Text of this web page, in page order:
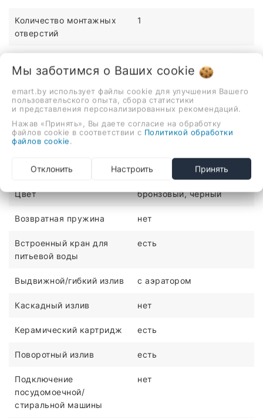
Количество монтажных
отверстий
1
Механизм однорычажный
Монтаж
на раковину или
Назначение для кухни
Цвет бронзовый, черный
Возвратная пружина нет
Встроенный кран для
питьевой воды
есть
Выдвижной/гибкий излив с аэратором
Каскадный излив нет
Керамический картридж есть
Поворотный излив есть
Подключение
посудомоечной/
стиральной машины
нет
Мы заботимся о Ваших cookie
emart.by использует файлы cookie для улучшения Вашего
пользовательского опыта, сбора статистики
и представления персонализированных рекомендаций.
Нажав «Принять», Вы даете согласие на обработку
файлов cookie в соответствии с Политикой обработки
файлов cookie
Отклонить Настроить Принять